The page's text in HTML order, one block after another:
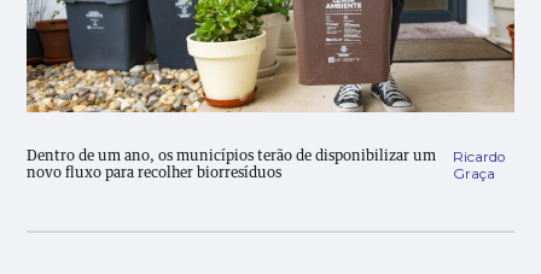
Dentro de um ano, os municípios terão de disponibilizar um
novo fluxo para recolher biorresíduos
Ricardo
Graça